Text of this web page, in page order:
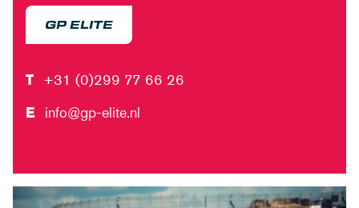
GP ELITE
T +31 (0)299 77 66 26
E info@gp-elite.nl